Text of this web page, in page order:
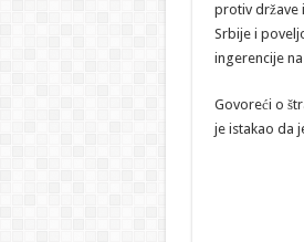
protiv države
Srbije i
ingerencije
Govoreći o
je istakao da